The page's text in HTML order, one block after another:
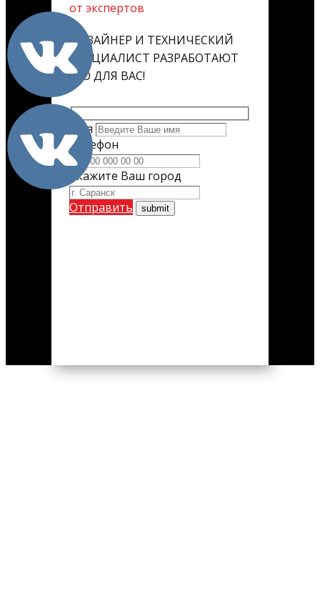
от экспертов
ДИЗАЙНЕР И ТЕХНИЧЕСКИЙ
СПЕЦИАЛИСТ РАЗРАБОТАЮТ
ЕГО ДЛЯ ВАС!
Имя
Телефон
Укажите Ваш город
Отправить